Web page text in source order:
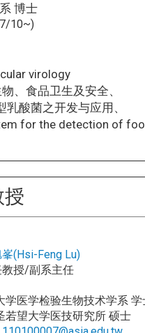
博士
10~)
virology
、食品卫生及安全、
酸菌之开发与应用、
for the detection of
授
峯(Hsi-Feng Lu)
教授/副系主任
学医学检验生物技术学系 学
若望大学医技研究所 硕士